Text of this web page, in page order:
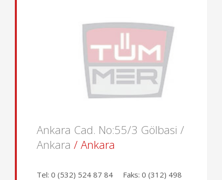
Ankara Cad. No:55/3 Gölbasi /
Ankara / Ankara
Tel: 0 (532) 524 87 84 Faks: 0 (312) 498